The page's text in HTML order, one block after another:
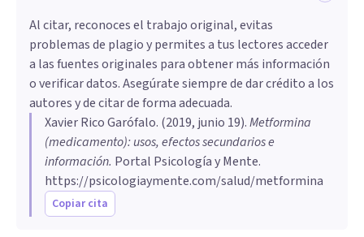
Al citar, reconoces el trabajo original, evitas
problemas de plagio y permites a tus lectores acceder
a las fuentes originales para obtener más información
o verificar datos. Asegúrate siempre de dar crédito a los
autores y de citar de forma adecuada.
Xavier Rico Garófalo. (2019, junio 19).Metformina
(medicamento): usos, efectos secundarios e
información. Portal Psicología y Mente.
https://psicologiaymente.com/salud/metformina
Copiar cita